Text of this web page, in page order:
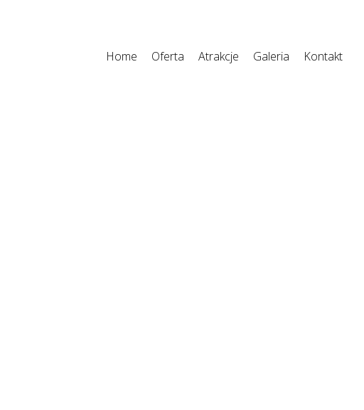
Home Oferta Atrakcje Galeria Kontakt